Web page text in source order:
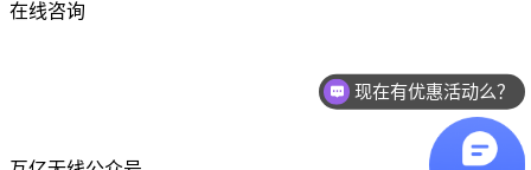
在线咨询
现在有优惠活动么？